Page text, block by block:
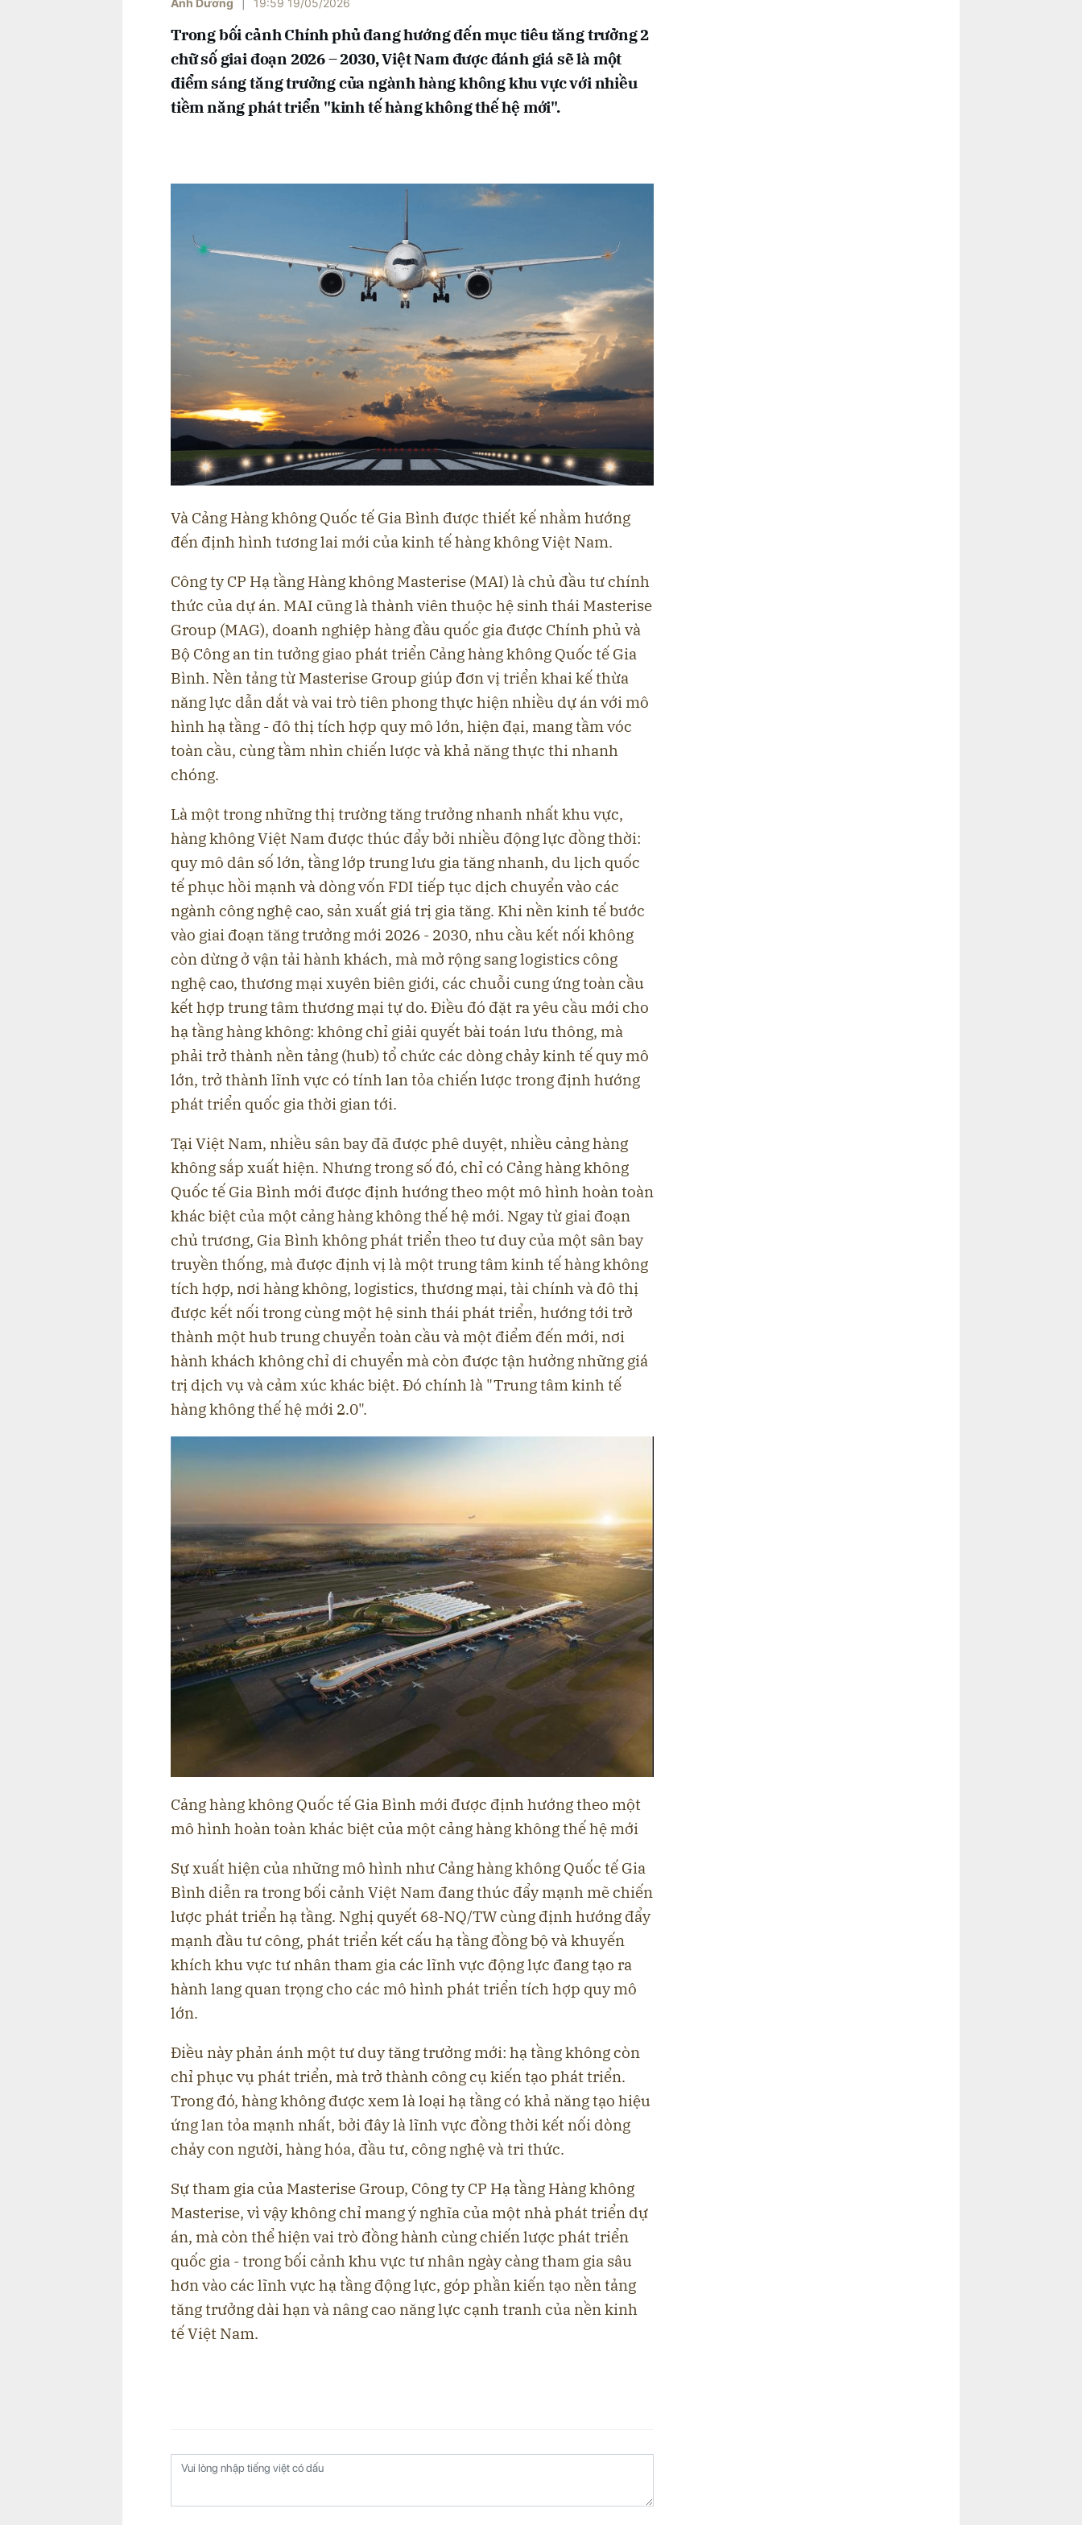
Ánh Dương 19:59 19/05/2026
Trong bối cảnh Chính phủ đang hướng đến mục tiêu tăng trưởng 2
chữ số giai đoạn 2026 – 2030, Việt Nam được đánh giá sẽ là một
điểm sáng tăng trưởng của ngành hàng không khu vực với nhiều
tiềm năng phát triển "kinh tế hàng không thế hệ mới".
Và Cảng Hàng không Quốc tế Gia Bình được thiết kế nhằm hướng
đến định hình tương lai mới của kinh tế hàng không Việt Nam.
Công ty CP Hạ tầng Hàng không Masterise (MAI) là chủ đầu tư chính
thức của dự án. MAI cũng là thành viên thuộc hệ sinh thái Masterise
Group (MAG), doanh nghiệp hàng đầu quốc gia được Chính phủ và
Bộ Công an tin tưởng giao phát triển Cảng hàng không Quốc tế Gia
Bình. Nền tảng từ Masterise Group giúp đơn vị triển khai kế thừa
năng lực dẫn dắt và vai trò tiên phong thực hiện nhiều dự án với mô
hình hạ tầng - đô thị tích hợp quy mô lớn, hiện đại, mang tầm vóc
toàn cầu, cùng tầm nhìn chiến lược và khả năng thực thi nhanh
chóng.
Là một trong những thị trường tăng trưởng nhanh nhất khu vực,
hàng không Việt Nam được thúc đẩy bởi nhiều động lực đồng thời:
quy mô dân số lớn, tầng lớp trung lưu gia tăng nhanh, du lịch quốc
tế phục hồi mạnh và dòng vốn FDI tiếp tục dịch chuyển vào các
ngành công nghệ cao, sản xuất giá trị gia tăng. Khi nền kinh tế bước
vào giai đoạn tăng trưởng mới 2026 - 2030, nhu cầu kết nối không
còn dừng ở vận tải hành khách, mà mở rộng sang logistics công
nghệ cao, thương mại xuyên biên giới, các chuỗi cung ứng toàn cầu
kết hợp trung tâm thương mại tự do. Điều đó đặt ra yêu cầu mới cho
hạ tầng hàng không: không chỉ giải quyết bài toán lưu thông, mà
phải trở thành nền tảng (hub) tổ chức các dòng chảy kinh tế quy mô
lớn, trở thành lĩnh vực có tính lan tỏa chiến lược trong định hướng
phát triển quốc gia thời gian tới.
Tại Việt Nam, nhiều sân bay đã được phê duyệt, nhiều cảng hàng
không sắp xuất hiện. Nhưng trong số đó, chỉ có Cảng hàng không
Quốc tế Gia Bình mới được định hướng theo một mô hình hoàn toàn
khác biệt của một cảng hàng không thế hệ mới. Ngay từ giai đoạn
chủ trương, Gia Bình không phát triển theo tư duy của một sân bay
truyền thống, mà được định vị là một trung tâm kinh tế hàng không
tích hợp, nơi hàng không, logistics, thương mại, tài chính và đô thị
được kết nối trong cùng một hệ sinh thái phát triển, hướng tới trở
thành một hub trung chuyển toàn cầu và một điểm đến mới, nơi
hành khách không chỉ di chuyển mà còn được tận hưởng những giá
trị dịch vụ và cảm xúc khác biệt. Đó chính là "Trung tâm kinh tế
hàng không thế hệ mới 2.0".
Cảng hàng không Quốc tế Gia Bình mới được định hướng theo một
mô hình hoàn toàn khác biệt của một cảng hàng không thế hệ mới
Sự xuất hiện của những mô hình như Cảng hàng không Quốc tế Gia
Bình diễn ra trong bối cảnh Việt Nam đang thúc đẩy mạnh mẽ chiến
lược phát triển hạ tầng. Nghị quyết 68-NQ/TW cùng định hướng đẩy
mạnh đầu tư công, phát triển kết cấu hạ tầng đồng bộ và khuyến
khích khu vực tư nhân tham gia các lĩnh vực động lực đang tạo ra
hành lang quan trọng cho các mô hình phát triển tích hợp quy mô
lớn.
Điều này phản ánh một tư duy tăng trưởng mới: hạ tầng không còn
chỉ phục vụ phát triển, mà trở thành công cụ kiến tạo phát triển.
Trong đó, hàng không được xem là loại hạ tầng có khả năng tạo hiệu
ứng lan tỏa mạnh nhất, bởi đây là lĩnh vực đồng thời kết nối dòng
chảy con người, hàng hóa, đầu tư, công nghệ và tri thức.
Sự tham gia của Masterise Group, Công ty CP Hạ tầng Hàng không
Masterise, vì vậy không chỉ mang ý nghĩa của một nhà phát triển dự
án, mà còn thể hiện vai trò đồng hành cùng chiến lược phát triển
quốc gia - trong bối cảnh khu vực tư nhân ngày càng tham gia sâu
hơn vào các lĩnh vực hạ tầng động lực, góp phần kiến tạo nền tảng
tăng trưởng dài hạn và nâng cao năng lực cạnh tranh của nền kinh
tế Việt Nam.